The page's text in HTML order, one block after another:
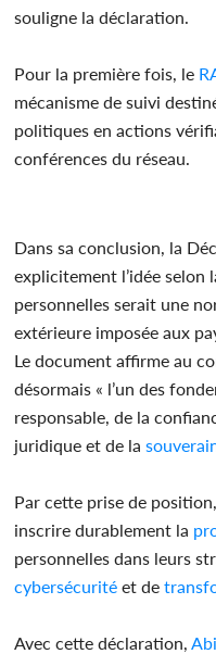
souligne la déclaration.
Pour la première fois, le
mécanisme de suivi
politiques en actions
conférences du réseau.
Dans sa conclusion, la
explicitement l’idée selon
personnelles serait une
extérieure imposée aux
Le document affirme au
désormais « l’un des
responsable, de la
juridique et de la
Par cette prise de
inscrire durablement la
personnelles dans leurs
cybersécurité et de
Avec cette déclaration,